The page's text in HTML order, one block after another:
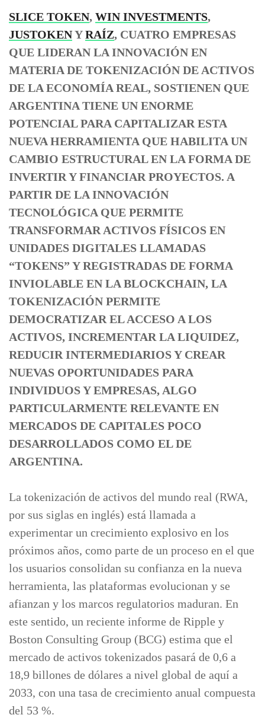
SLICE TOKEN, WIN INVESTMENTS,
JUSTOKENYRAÍZ, CUATRO EMPRESAS
QUE LIDERAN LA INNOVACIÓN EN
MATERIA DE TOKENIZACIÓN DE ACTIVOS
DE LA ECONOMÍA REAL, SOSTIENEN QUE
ARGENTINA TIENE UN ENORME
POTENCIAL PARA CAPITALIZAR ESTA
NUEVA HERRAMIENTA QUE HABILITA UN
CAMBIO ESTRUCTURAL EN LA FORMA DE
INVERTIR Y FINANCIAR PROYECTOS. A
PARTIR DE LA INNOVACIÓN
TECNOLÓGICA QUE PERMITE
TRANSFORMAR ACTIVOS FÍSICOS EN
UNIDADES DIGITALES LLAMADAS
“TOKENS” Y REGISTRADAS DE FORMA
INVIOLABLE EN LA BLOCKCHAIN, LA
TOKENIZACIÓN PERMITE
DEMOCRATIZAR EL ACCESO A LOS
ACTIVOS, INCREMENTAR LA LIQUIDEZ,
REDUCIR INTERMEDIARIOS Y CREAR
NUEVAS OPORTUNIDADES PARA
INDIVIDUOS Y EMPRESAS, ALGO
PARTICULARMENTE RELEVANTE EN
MERCADOS DE CAPITALES POCO
DESARROLLADOS COMO EL DE
ARGENTINA.
La tokenización de activos del mundo real (RWA,
por sus siglas en inglés) está llamada a
experimentar un crecimiento explosivo en los
próximos años, como parte de un proceso en el que
los usuarios consolidan su confianza en la nueva
herramienta, las plataformas evolucionan y se
afianzan y los marcos regulatorios maduran. En
este sentido, un reciente informe de Ripple y
Boston Consulting Group (BCG) estima que el
mercado de activos tokenizados pasará de 0,6 a
18,9 billones de dólares a nivel global de aquí a
2033, con una tasa de crecimiento anual compuesta
del 53 %.